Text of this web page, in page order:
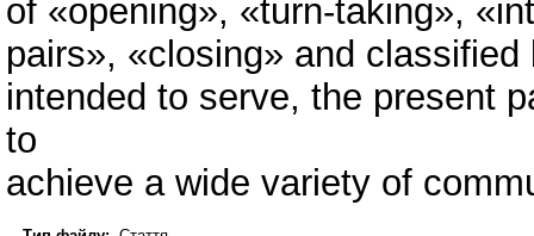
of «opening», «turn-taking»,
pairs», «closing» and
intended to serve, the present
to
achieve a wide variety of